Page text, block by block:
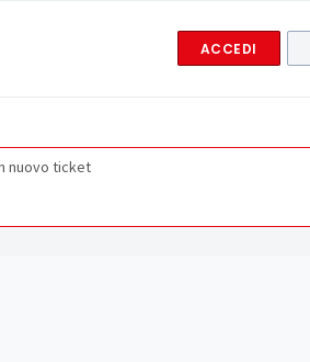
ACCEDI
nuovo ticket